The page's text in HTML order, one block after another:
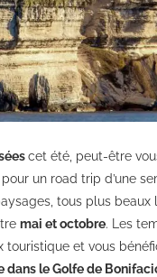
cet été, peut-être
un road trip d’une
tous plus beaux
mai et octobre. Les
touristique et vous
dans le Golfe de